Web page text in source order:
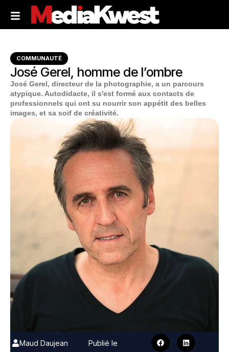
COMMUNAUTÉ
José Gerel, homme de l’ombre
José Gerel, directeur de la photographie, a un parcours
atypique. Autodidacte, il s'est formé aux contacts de
professionnels qui ont su nourrir son appétit des belles
images, et sa soif de créativité.
Maud Daujean
Publié le